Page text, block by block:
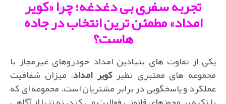
تجربه سفری بی دغدغه؛ چرا «کویر
امداد» مطمئن ترین انتخاب در جاده
هاست؟
یکی از تفاوت های بنیادین امداد خودروهای غیرمجاز با
مجموعه های معتبری نظیرکویر امداد، میزان شفافیت
عملکرد و پاسخگویی در برابر مشتریان است. مجموعه ای که